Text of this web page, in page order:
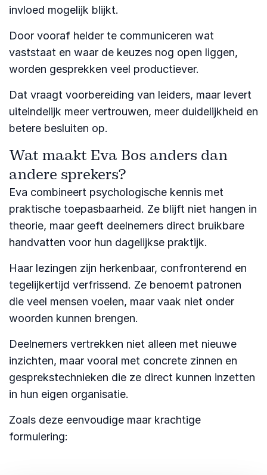
invloed mogelijk blijkt.
Door vooraf helder te communiceren wat
vaststaat en waar de keuzes nog open liggen,
worden gesprekken veel productiever.
Dat vraagt voorbereiding van leiders, maar levert
uiteindelijk meer vertrouwen, meer duidelijkheid en
betere besluiten op.
Wat maakt Eva Bos anders dan
andere sprekers?
Eva combineert psychologische kennis met
praktische toepasbaarheid. Ze blijft niet hangen in
theorie, maar geeft deelnemers direct bruikbare
handvatten voor hun dagelijkse praktijk.
Haar lezingen zijn herkenbaar, confronterend en
tegelijkertijd verfrissend. Ze benoemt patronen
die veel mensen voelen, maar vaak niet onder
woorden kunnen brengen.
Deelnemers vertrekken niet alleen met nieuwe
inzichten, maar vooral met concrete zinnen en
gesprekstechnieken die ze direct kunnen inzetten
in hun eigen organisatie.
Zoals deze eenvoudige maar krachtige
formulering: